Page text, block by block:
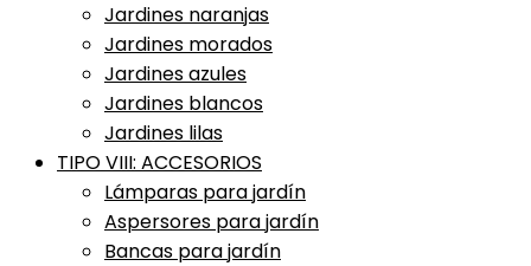
Jardines naranjas
Jardines morados
Jardines azules
Jardines blancos
Jardines lilas
TIPO VIII: ACCESORIOS
Lámparas para jardín
Aspersores para jardín
Bancas para jardín